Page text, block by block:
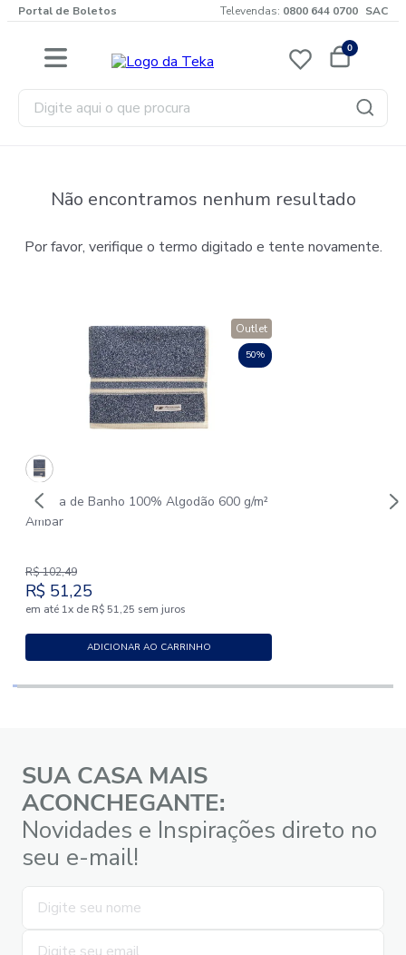
Portal de Boletos Televendas: 0800 644 0700 SAC
0
Digite aqui o que procura
Não encontramos nenhum resultado
Por favor, verifique o termo digitado e tente novamente.
50%
Outlet
Toalha de Banho 100% Algodão 600 g/m²
Âmbar
R$102,49
R$ 51,25
em até 1x de R$ 51,25 sem juros
ADICIONAR AO CARRINHO
SUA CASA MAIS
ACONCHEGANTE:
Novidades e Inspirações direto no
seu e-mail!